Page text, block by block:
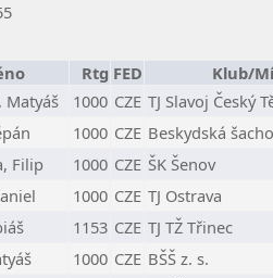
Rtg FED
Klub/
Matyáš 1000 CZE TJ Slavoj Český
1000 CZE Beskydská
Filip 1000 CZE ŠK Šenov
1000 CZE TJ Ostrava
1153 CZE TJ TŽ Třinec
1000 CZE BŠŠ z. s.